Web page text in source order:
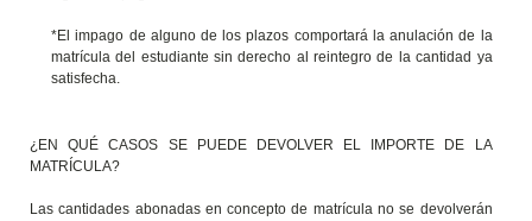
*El impago de alguno de los plazos comportará la anulación de la
matrícula del estudiante sin derecho al reintegro de la cantidad ya
satisfecha.
¿EN QUÉ CASOS SE PUEDE DEVOLVER EL IMPORTE DE LA
MATRÍCULA?
Las cantidades abonadas en concepto de matrícula no se devolverán